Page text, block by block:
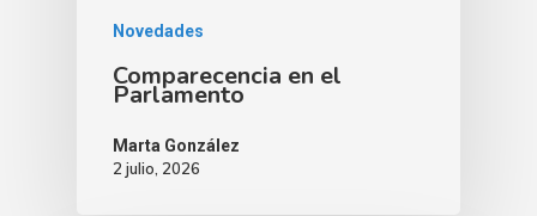
Novedades
Comparecencia en el
Parlamento
Marta González
2 julio, 2026